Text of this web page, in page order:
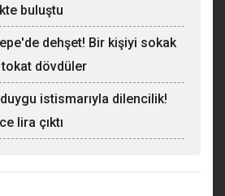
buluştu
dehşet! Bir kişiyi sokak
dövdüler
istismarıyla dilencilik!
lira çıktı